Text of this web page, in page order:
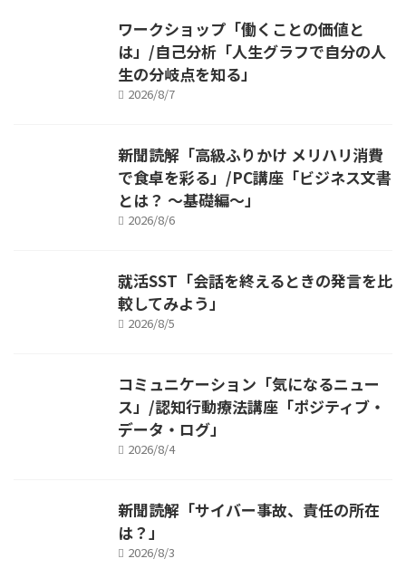
ワークショップ「働くことの価値と
は」/自己分析「人生グラフで自分の人
生の分岐点を知る」
2026/8/7
新聞読解「高級ふりかけ メリハリ消費
で食卓を彩る」/PC講座「ビジネス文書
とは？ ～基礎編～」
2026/8/6
就活SST「会話を終えるときの発言を比
較してみよう」
2026/8/5
コミュニケーション「気になるニュー
ス」/認知行動療法講座「ポジティブ・
データ・ログ」
2026/8/4
新聞読解「サイバー事故、責任の所在
は？」
2026/8/3